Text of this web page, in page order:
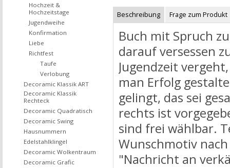
Beschreibung Frage zum Produkt
Buch mit Spruch
darauf versessen
Jugendzeit
man Erfolg
gelingt, das sei
rechts ist
sind frei wählbar.
Wunschmotiv
"Nachricht an
Hochzeit &
Hochzeitstage
Jugendweihe
Konfirmation
Liebe
Richtfest
Taufe
Verlobung
Decoramic Klassik ART
Decoramic Klassik
Rechteck
Decoramic Quadratisch
Decoramic Swing
Hausnummern
Edelstahlklingel
Decoramic Wolkentraum
Decoramic Grafic